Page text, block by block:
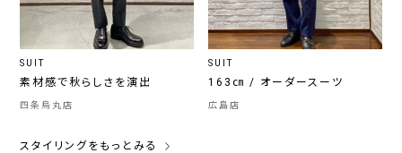
SUIT
素材感で秋らしさを演出
四条烏丸店
SUIT
163㎝ / オーダースーツ
広島店
スタイリングをもっとみる